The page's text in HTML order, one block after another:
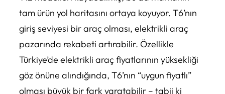
tam ürün yol haritasını ortaya koyuyor. T6’nın
giriş seviyesi bir araç olması, elektrikli araç
pazarında rekabeti artırabilir. Özellikle
Türkiye’de elektrikli araç fiyatlarının yüksekliği
göz önüne alındığında, T6’nın “uygun fiyatlı”
olması büyük bir fark yaratabilir – tabii ki